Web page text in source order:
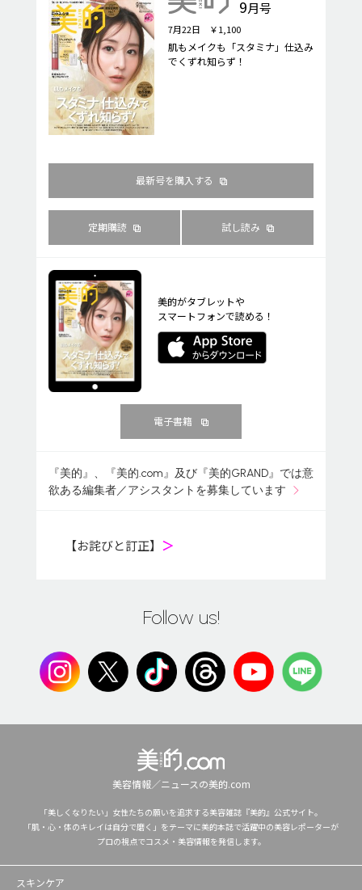
9月号
7月22日 ￥1,100
肌もメイクも「スタミナ」仕込み
でくずれ知らず！
最新号を購入する
定期購読 試し読み
美的がタブレットや
スマートフォンで読める！
電子書籍
『美的』、『美的.com』及び『美的GRAND』では意
欲ある編集者／アシスタントを募集しています
【お詫びと訂正】 ＞
Follow us!
美容情報／ニュースの美的.com
「美しくなりたい」女性たちの願いを追求する美容雑誌『美的』公式サイト。
「肌・心・体のキレイは自分で磨く」をテーマに美的本誌で活躍中の美容レポーターが
プロの視点でコスメ・美容情報を発信します。
スキンケア